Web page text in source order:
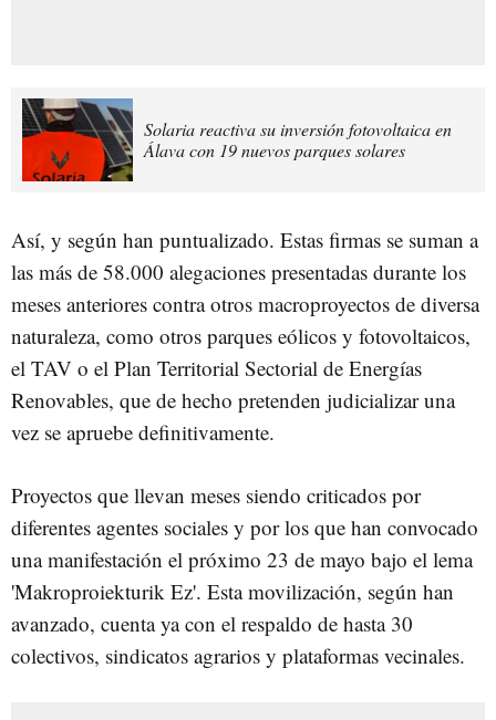
Solaria reactiva su inversión fotovoltaica en
Álava con 19 nuevos parques solares
Así, y según han puntualizado. Estas firmas se suman a
las más de 58.000 alegaciones presentadas durante los
meses anteriores contra otros macroproyectos de diversa
naturaleza, como otros parques eólicos y fotovoltaicos,
el TAV o el Plan Territorial Sectorial de Energías
Renovables, que de hecho pretenden judicializar una
vez se apruebe definitivamente.
Proyectos que llevan meses siendo criticados por
diferentes agentes sociales y por los que han convocado
una manifestación el próximo 23 de mayo bajo el lema
'Makroproiekturik Ez'. Esta movilización, según han
avanzado, cuenta ya con el respaldo de hasta 30
colectivos, sindicatos agrarios y plataformas vecinales.